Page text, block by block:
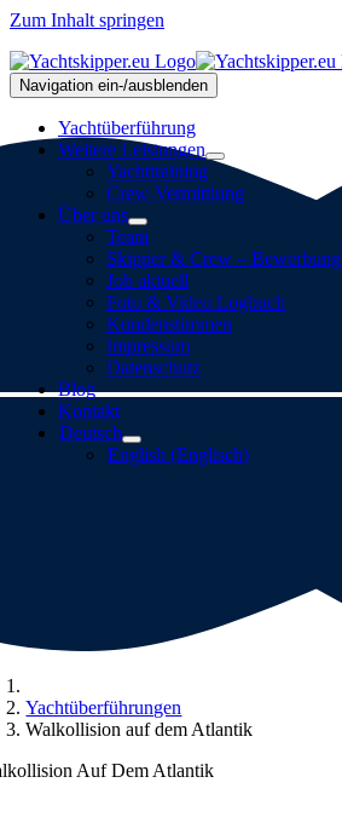
Zum Inhalt springen
Navigation ein-/ausblenden
Yachtüberführung
Weitere Leistungen
Yachttraining
Crew-Vermittlung
Über uns
Team
Skipper & Crew – Bewerbung
Job aktuell
Foto & Video Logbuch
Kundenstimmen
Impressum
Datenschutz
Blog
Kontakt
Deutsch
English (Englisch)
Yachtüberführungen
Walkollision auf dem Atlantik
Auf Dem Atlantik